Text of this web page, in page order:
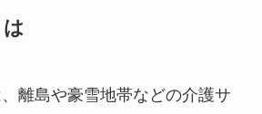
離島や豪雪地帯などの介護サ